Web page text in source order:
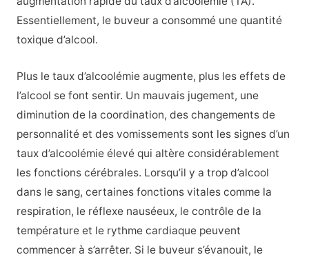
Essentiellement, le buveur a consommé une quantité
toxique d’alcool.
Plus le taux d’alcoolémie augmente, plus les effets de
l’alcool se font sentir. Un mauvais jugement, une
diminution de la coordination, des changements de
personnalité et des vomissements sont les signes d’un
taux d’alcoolémie élevé qui altère considérablement
les fonctions cérébrales. Lorsqu’il y a trop d’alcool
dans le sang, certaines fonctions vitales comme la
respiration, le réflexe nauséeux, le contrôle de la
température et le rythme cardiaque peuvent
commencer à s’arrêter. Si le buveur s’évanouit, le